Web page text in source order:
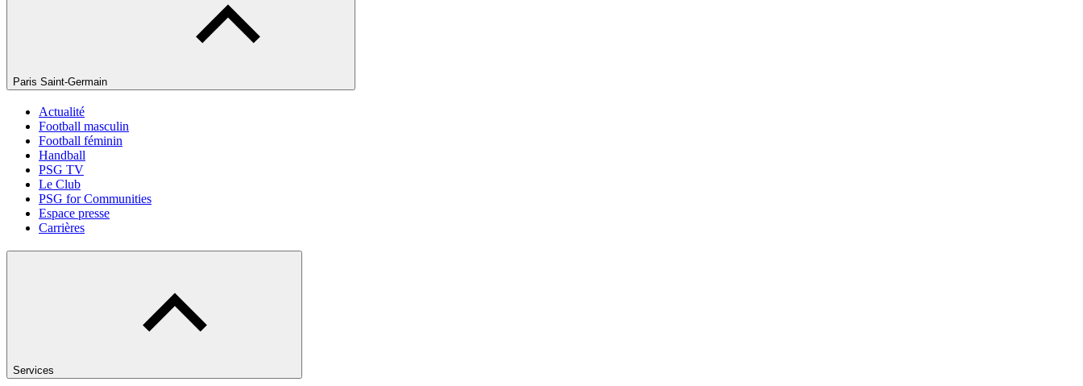
Paris Saint-Germain
Actualité
Football masculin
Football féminin
Handball
PSG TV
Le Club
PSG for Communities
Espace presse
Carrières
Services